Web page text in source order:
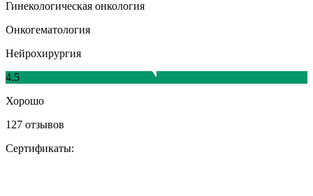
Гинекологическая онкология
Онкогематология
Нейрохирургия
4.5
Хорошо
127 отзывов
Сертификаты: